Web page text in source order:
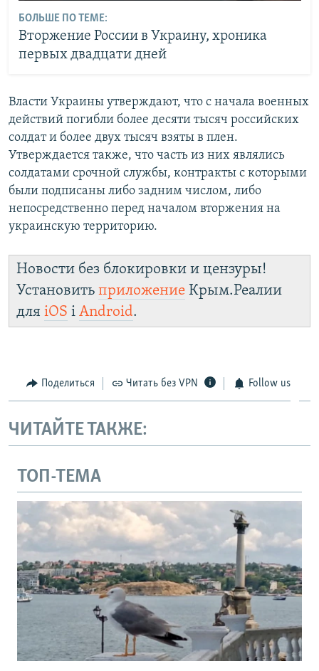
БОЛЬШЕ ПО ТЕМЕ:
Вторжение России в Украину, хроника
первых двадцати дней
Власти Украины утверждают, что с начала военных
действий погибли более десяти тысяч российских
солдат и более двух тысяч взяты в плен.
Утверждается также, что часть из них являлись
солдатами срочной службы, контракты с которыми
были подписаны либо задним числом, либо
непосредственно перед началом вторжения на
украинскую территорию.
Новости без блокировки и цензуры!
Установить приложение Крым.Реалии
для iOS і Android.
Поделиться Читать без VPN Follow us
ЧИТАЙТЕ ТАКЖЕ:
ТОП-ТЕМА